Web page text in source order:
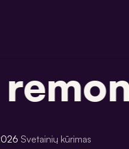
Svetainių kūrimas